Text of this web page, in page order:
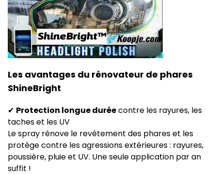
Les avantages du rénovateur de phares
ShineBright
✔ Protection longue duréecontre les rayures, les
taches et les UV
Le spray rénove le revêtement des phares et les
protège contre les agressions extérieures : rayures,
poussière, pluie et UV. Une seule application par an
suffit !